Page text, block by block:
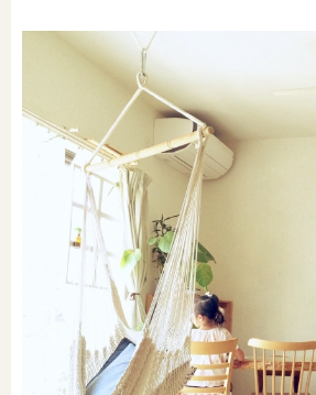
スマートセレクト
土地情報
オンライン相談会